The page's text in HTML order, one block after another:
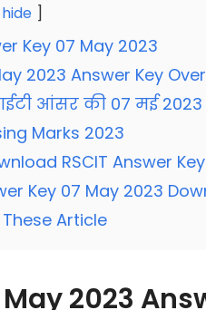
hide
Key 07 May 2023
2023 Answer Key
आंसर की 07 मई 2023
Marks 2023
RSCIT Answer
Key 07 May 2023
Article
May 2023